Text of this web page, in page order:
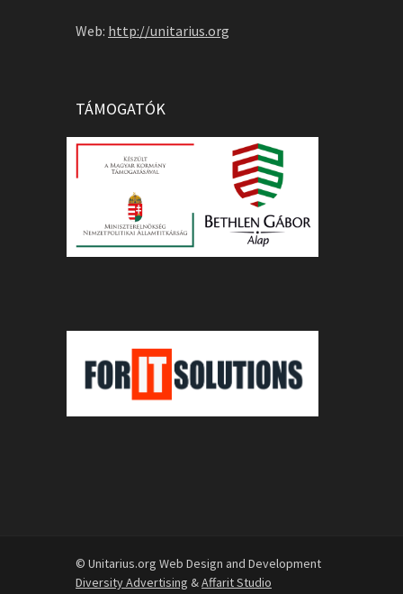
Web: http://unitarius.org
TÁMOGATÓK
© Unitarius.org Web Design and Development
Diversity Advertising &Affarit Studio